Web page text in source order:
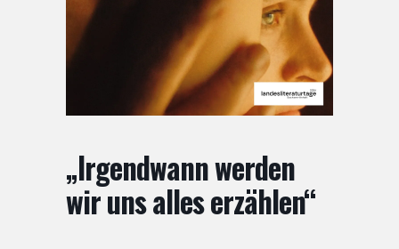
„Irgendwann werden
wir uns alles erzählen“